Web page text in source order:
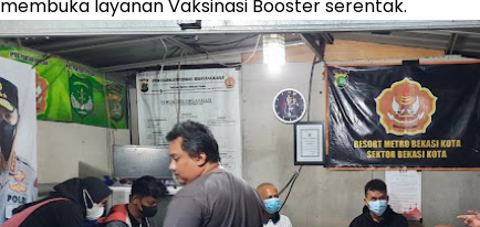
membuka layanan Vaksinasi Booster serentak.